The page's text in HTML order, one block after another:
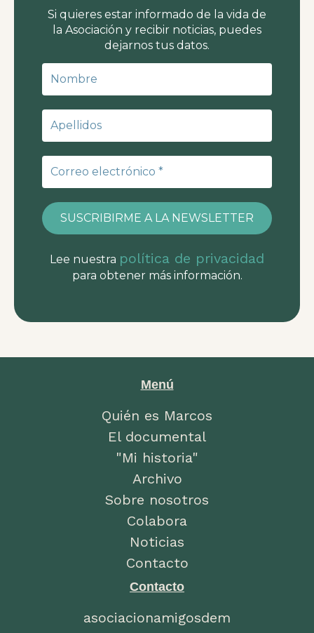
Si quieres estar informado de la vida de
la Asociación y recibir noticias, puedes
dejarnos tus datos.
Lee nuestra política de privacidad
para obtener más información.
Menú
Quién es Marcos
El documental
"Mi historia"
Archivo
Sobre nosotros
Colabora
Noticias
Contacto
Contacto
asociacionamigosdem